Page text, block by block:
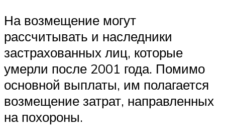
На возмещение могут
рассчитывать и наследники
застрахованных лиц, которые
умерли после 2001 года. Помимо
основной выплаты, им полагается
возмещение затрат, направленных
на похороны.